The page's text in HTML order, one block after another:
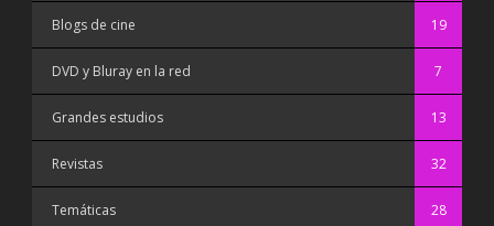
Blogs de cine 19
DVD y Bluray en la red 7
Grandes estudios 13
Revistas 32
Temáticas 28